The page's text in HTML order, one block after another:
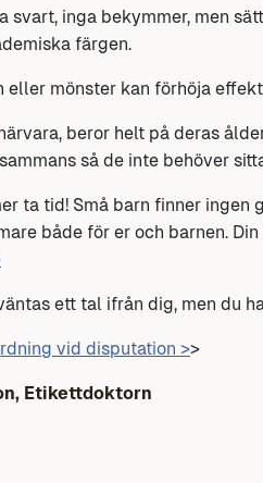
svart, inga bekymmer, men
färgen.
eller mönster kan förhöja
beror helt på deras
så de inte behöver
ta tid! Små barn finner
både för er och barnen.
ett tal ifrån dig, men du
vid disputation >>
Etikettdoktorn